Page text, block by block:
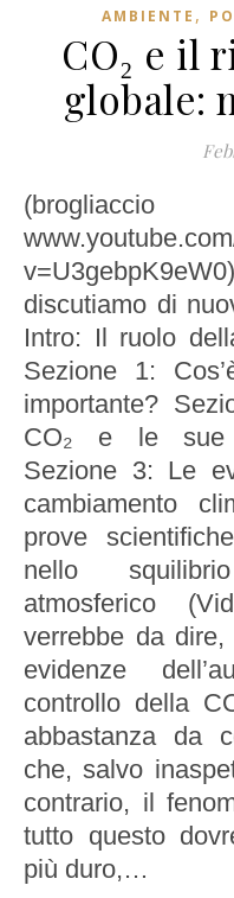
AMBIENTE ,
CO₂ e il
globale:
(brogliaccio del video:
discutiamo di
Intro: Il ruolo
Sezione 1:
importante?
CO₂ e le sue
Sezione 3: Le
cambiamento
prove
nello
atmosferico
verrebbe da
evidenze
controllo della
abbastanza da
che, salvo
contrario, il
tutto questo
più duro,…